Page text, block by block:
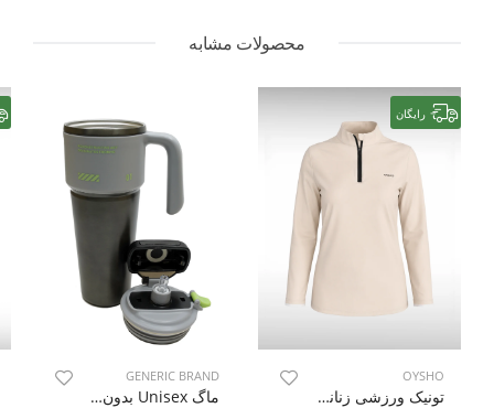
محصولات مشابه
رایگان
OYSHO
تونیک ورزشی زنانه اویشو Liora Wear W
GENERIC BRAND
ماگ Unisex بدون برند Car Cup U